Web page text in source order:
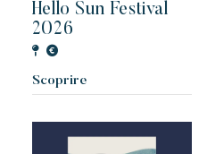
Un paradiso selvaggio e colorato
Hello Sun Festival
2026
Scoprire